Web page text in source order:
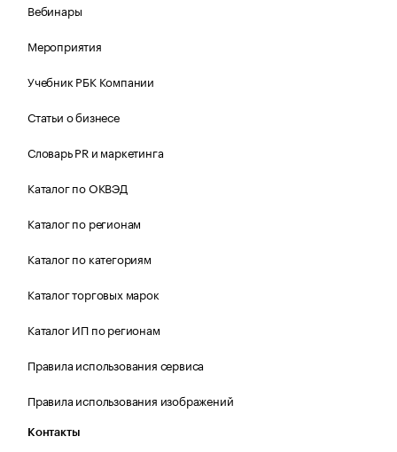
Вебинары
Мероприятия
Учебник РБК Компании
Статьи о бизнесе
Словарь PR и маркетинга
Каталог по ОКВЭД
Каталог по регионам
Каталог по категориям
Каталог торговых марок
Каталог ИП по регионам
Правила использования сервиса
Правила использования изображений
Контакты